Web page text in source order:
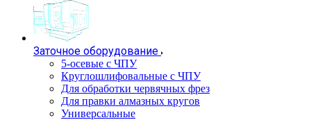
Заточное оборудование
5-осевые с ЧПУ
Круглошлифовальные с ЧПУ
Для обработки червячных фрез
Для правки алмазных кругов
Универсальные